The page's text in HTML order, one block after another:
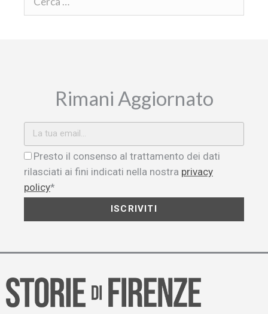
Rimani Aggiornato
Presto il consenso al trattamento dei dati
rilasciati ai fini indicati nella nostra privacy
policy*
ISCRIVITI